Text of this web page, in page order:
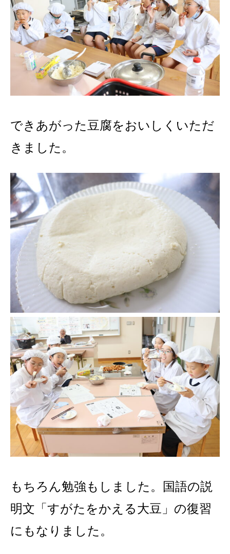
できあがった豆腐をおいしくいただ
きました。
もちろん勉強もしました。国語の説
明文「すがたをかえる大豆」の復習
にもなりました。